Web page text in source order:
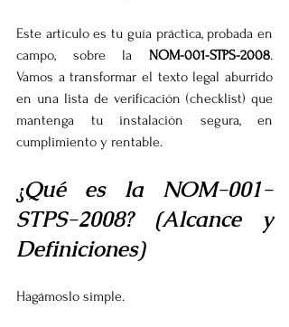
Este artículo es tu guía práctica, probada en
campo, sobre la NOM-001-STPS-2008.
Vamos a transformar el texto legal aburrido
en una lista de verificación (checklist) que
mantenga tu instalación segura, en
cumplimiento y rentable.
¿Qué es la NOM-001-
STPS-2008? (Alcance y
Definiciones)
Hagámoslo simple.